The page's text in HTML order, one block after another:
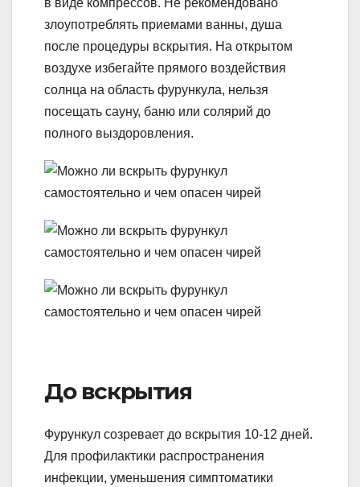
в виде компрессов. Не рекомендовано
злоупотреблять приемами ванны, душа
после процедуры вскрытия. На открытом
воздухе избегайте прямого воздействия
солнца на область фурункула, нельзя
посещать сауну, баню или солярий до
полного выздоровления.
До вскрытия
Фурункул созревает до вскрытия 10-12 дней.
Для профилактики распространения
инфекции, уменьшения симптоматики